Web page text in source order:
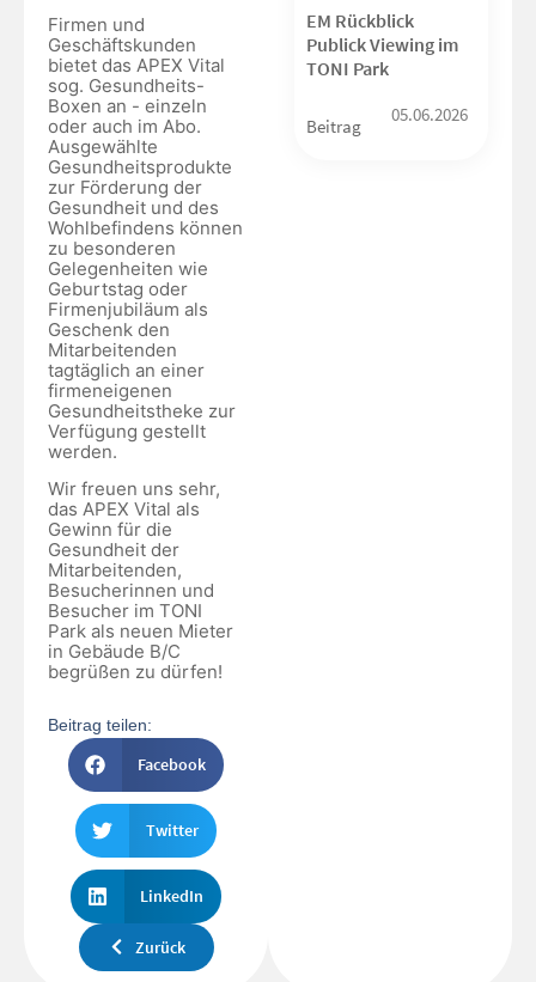
Firmen und
Geschäftskunden
bietet das APEX Vital
sog. Gesundheits-
Boxen an - einzeln
oder auch im Abo.
Ausgewählte
Gesundheitsprodukte
zur Förderung der
Gesundheit und des
Wohlbefindens können
zu besonderen
Gelegenheiten wie
Geburtstag oder
Firmenjubiläum als
Geschenk den
Mitarbeitenden
tagtäglich an einer
firmeneigenen
Gesundheitstheke zur
Verfügung gestellt
werden.
Wir freuen uns sehr,
das APEX Vital als
Gewinn für die
Gesundheit der
Mitarbeitenden,
Besucherinnen und
Besucher im TONI
Park als neuen Mieter
in Gebäude B/C
begrüßen zu dürfen!
Beitrag teilen:
Facebook
Twitter
LinkedIn
Zurück
EM Rückblick
Publick Viewing im
TONI Park
Beitrag
05.06.2026